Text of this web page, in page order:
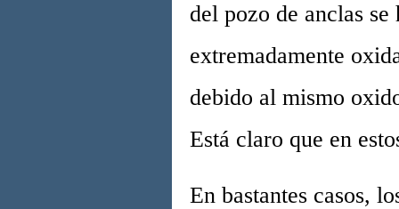
del pozo de anclas
extremadamente
debido al mismo
Está claro que en
En bastantes casos,